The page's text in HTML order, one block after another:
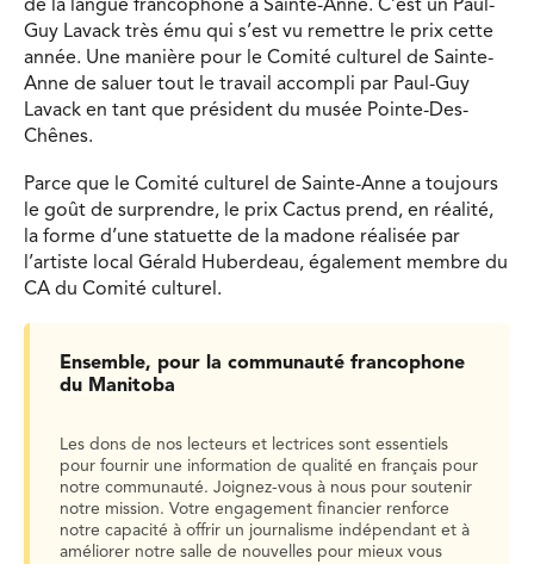
de la langue francophone à Sainte-Anne. C’est un Paul-
Guy Lavack très ému qui s’est vu remettre le prix cette
année. Une manière pour le Comité culturel de Sainte-
Anne de saluer tout le travail accompli par Paul-Guy
Lavack en tant que président du musée Pointe-Des-
Chênes.
Parce que le Comité culturel de Sainte-Anne a toujours
le goût de surprendre, le prix Cactus prend, en réalité,
la forme d’une statuette de la madone réalisée par
l’artiste local Gérald Huberdeau, également membre du
CA du Comité culturel.
Ensemble, pour la communauté francophone
du Manitoba
Les dons de nos lecteurs et lectrices sont essentiels
pour fournir une information de qualité en français pour
notre communauté. Joignez-vous à nous pour soutenir
notre mission. Votre engagement financier renforce
notre capacité à offrir un journalisme indépendant et à
améliorer notre salle de nouvelles pour mieux vous